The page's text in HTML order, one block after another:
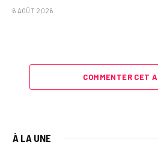
6 AOÛT 2026
COMMENTER CET
À LA UNE